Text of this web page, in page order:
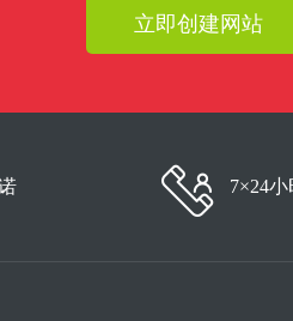
立即创建网站
7×24